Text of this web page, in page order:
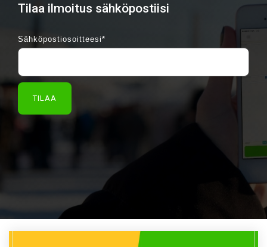
Tilaa ilmoitus sähköpostiisi
Sähköpostiosoitteesi*